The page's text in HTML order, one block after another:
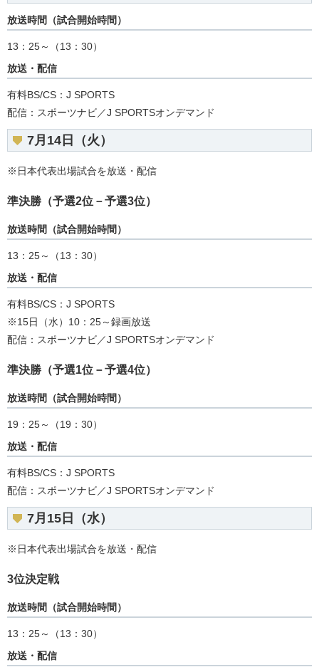
放送時間（試合開始時間）
13：25～（13：30）
放送・配信
有料BS/CS：J SPORTS
配信：スポーツナビ／J SPORTSオンデマンド
7月14日（火）
※日本代表出場試合を放送・配信
準決勝（予選2位－予選3位）
放送時間（試合開始時間）
13：25～（13：30）
放送・配信
有料BS/CS：J SPORTS
※15日（水）10：25～録画放送
配信：スポーツナビ／J SPORTSオンデマンド
準決勝（予選1位－予選4位）
放送時間（試合開始時間）
19：25～（19：30）
放送・配信
有料BS/CS：J SPORTS
配信：スポーツナビ／J SPORTSオンデマンド
7月15日（水）
※日本代表出場試合を放送・配信
3位決定戦
放送時間（試合開始時間）
13：25～（13：30）
放送・配信